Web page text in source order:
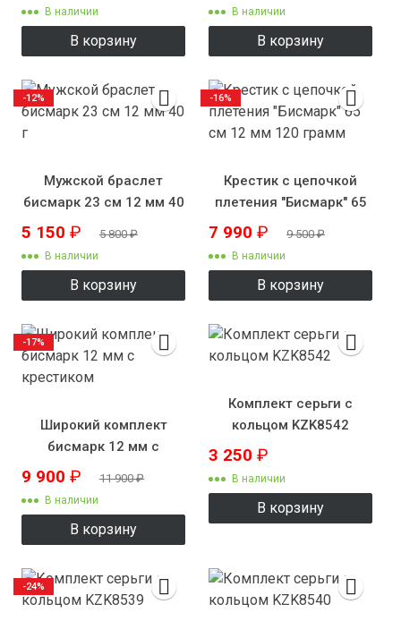
В наличии
В корзину
В наличии
В корзину
Мужской браслет
бисмарк 23 см 12 мм 40
5 150 ₽ 5 800₽
В наличии
В корзину
-12%
Крестик с цепочкой
плетения "Бисмарк" 65
см 12 мм 120 грамм
7 990 ₽ 9 500₽
В наличии
В корзину
-16%
Широкий комплект
бисмарк 12 мм с
крестиком
9 900 ₽ 11 900₽
В наличии
В корзину
-17%
Комплект серьги с
кольцом KZK8542
3 250 ₽
В наличии
В корзину
-24%